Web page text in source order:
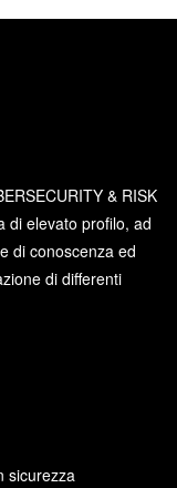
& RISK
di elevato profilo, ad
di conoscenza ed
di differenti
sicurezza